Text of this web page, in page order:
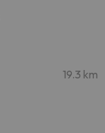
19.3 km